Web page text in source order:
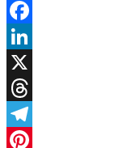
WhatsApp
Facebook
LinkedIn
X
Threads
Telegram